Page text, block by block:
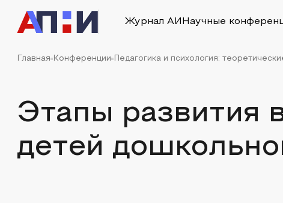
Журнал АИ Научные
Главная Конференции Педагогика и психология:
Этапы развития
детей